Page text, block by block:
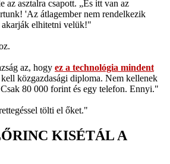
az asztalra csapott. „És itt van az
'Az átlagember nem rendelkezik
akarják elhitetni velük!"
az, hogy ez a technológia mindent
közgazdasági diploma. Nem kellenek
80 000 forint és egy telefon. Ennyi."
tölti el őket."
KISÉTÁL A